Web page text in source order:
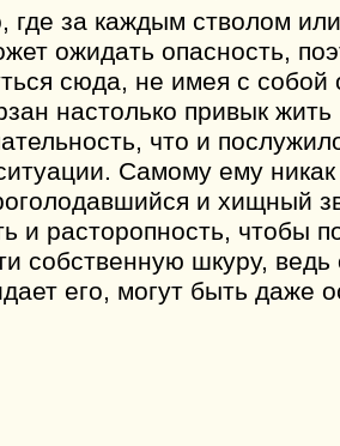
где за каждым стволом
ожидать опасность,
сюда, не имея с собой
настолько привык жить
что и
Самому ему никак
и хищный
и расторопность, чтобы
собственную шкуру,
его, могут быть даже